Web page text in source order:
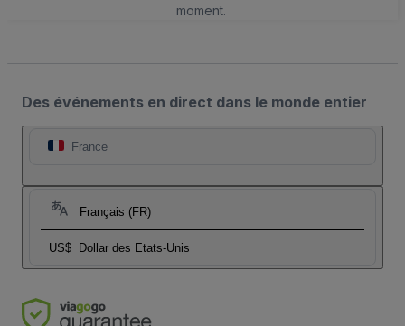
moment.
Des événements en direct dans le monde entier
France
Français (FR)
US$ Dollar des Etats-Unis